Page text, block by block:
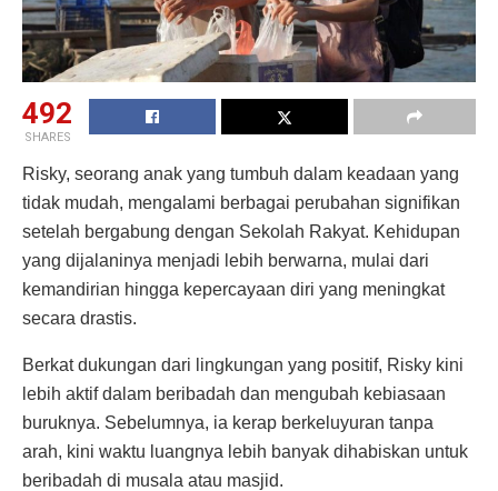
492
SHARES
Risky, seorang anak yang tumbuh dalam keadaan yang
tidak mudah, mengalami berbagai perubahan signifikan
setelah bergabung dengan Sekolah Rakyat. Kehidupan
yang dijalaninya menjadi lebih berwarna, mulai dari
kemandirian hingga kepercayaan diri yang meningkat
secara drastis.
Berkat dukungan dari lingkungan yang positif, Risky kini
lebih aktif dalam beribadah dan mengubah kebiasaan
buruknya. Sebelumnya, ia kerap berkeluyuran tanpa
arah, kini waktu luangnya lebih banyak dihabiskan untuk
beribadah di musala atau masjid.